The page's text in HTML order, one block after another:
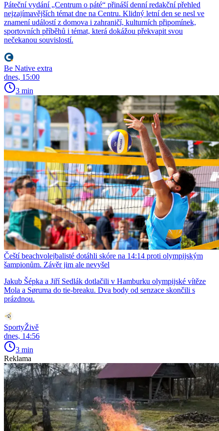
Páteční vydání „Centrum o páté“ přináší denní redakční přehled
nejzajímavějších témat dne na Centru. Klidný letní den se nesl ve
znamení událostí z domova i zahraničí, kulturních připomínek,
sportovních příběhů i témat, která dokážou překvapit svou
nečekanou souvislostí.
Be Native extra
dnes, 15:00
3 min
Čeští beachvolejbalisté dotáhli skóre na 14:14 proti olympijským
šampionům. Závěr jim ale nevyšel
Jakub Šépka a Jiří Sedlák dotlačili v Hamburku olympijské vítěze
Mola a Søruma do tie-breaku. Dva body od senzace skončili s
prázdnou.
SportyŽivě
dnes, 14:56
3 min
Reklama